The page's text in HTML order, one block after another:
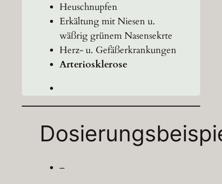
Heuschnupfen
Erkältung mit Niesen u.
wäßrig grünem Nasensekrte
Herz- u. Gefäßerkrankungen
Arteriosklerose
–